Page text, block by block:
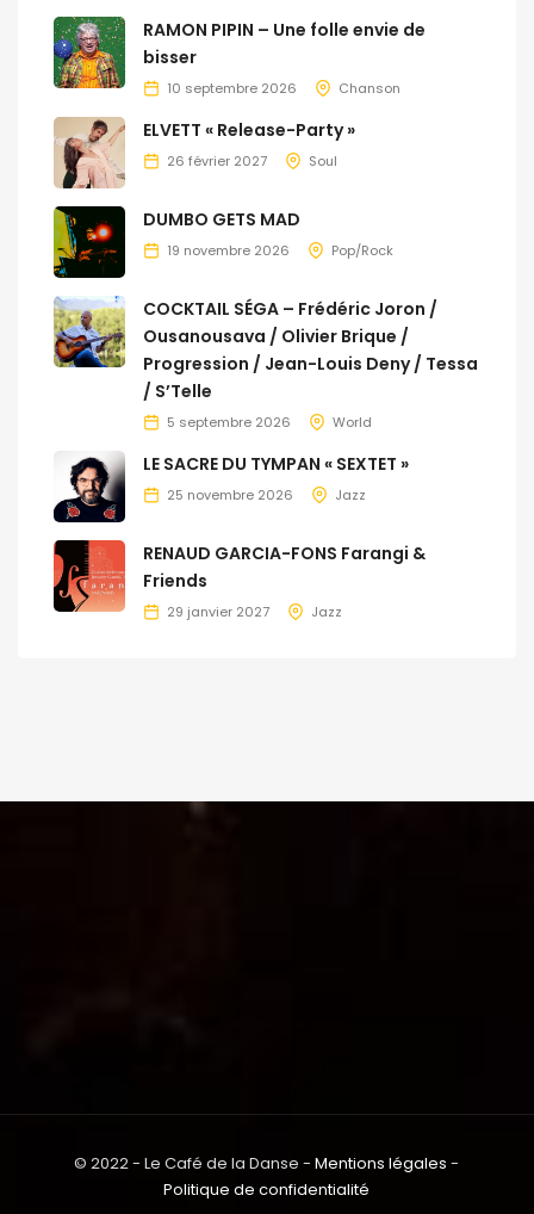
RAMON PIPIN – Une folle envie de
bisser
10 septembre 2026 Chanson
ELVETT « Release-Party »
26 février 2027 Soul
DUMBO GETS MAD
19 novembre 2026 Pop/Rock
COCKTAIL SÉGA – Frédéric Joron /
Ousanousava / Olivier Brique /
Progression / Jean-Louis Deny / Tessa
/ S’Telle
5 septembre 2026 World
LE SACRE DU TYMPAN « SEXTET »
25 novembre 2026 Jazz
RENAUD GARCIA-FONS Farangi &
Friends
29 janvier 2027 Jazz
© 2022 - Le Café de la Danse -Mentions légales -
Politique de confidentialité